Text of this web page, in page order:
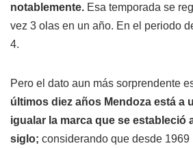
notablemente. Esa temporada se
vez 3 olas en un año. En el periodo
4.
Pero el dato aun más sorprendente
últimos diez años Mendoza está a
igualar la marca que se estableció
siglo; considerando que desde 1969